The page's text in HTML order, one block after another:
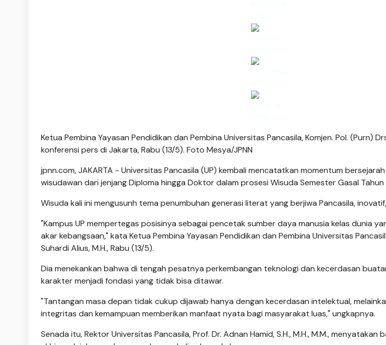
Ketua Pembina Yayasan Pendidikan dan Pembina Universitas Pancasila, Komjen. Pol. (Purn)
konferensi pers di Jakarta, Rabu (13/5). Foto Mesya/JPNN
jpnn.com, JAKARTA - Universitas Pancasila (UP) kembali mencatatkan momentum
wisudawan dari jenjang Diploma hingga Doktor dalam prosesi Wisuda Semester Gasal
Wisuda kali ini mengusunh tema penumbuhan generasi literat yang berjiwa Pancasila,
"Kampus UP mempertegas posisinya sebagai pencetak sumber daya manusia kelas dunia
akar kebangsaan," kata Ketua Pembina Yayasan Pendidikan dan Pembina Universitas
Suhardi Alius, M.H., Rabu (13/5).
Dia menekankan bahwa di tengah pesatnya perkembangan teknologi dan kecerdasan
karakter menjadi fondasi yang tidak bisa ditawar.
"Tantangan masa depan tidak cukup dijawab hanya dengan kecerdasan intelektual,
integritas dan kemampuan memberikan manfaat nyata bagi masyarakat luas," ungkapnya.
Senada itu, Rektor Universitas Pancasila, Prof. Dr. Adnan Hamid, S.H., M.H., M.M., menyatakan